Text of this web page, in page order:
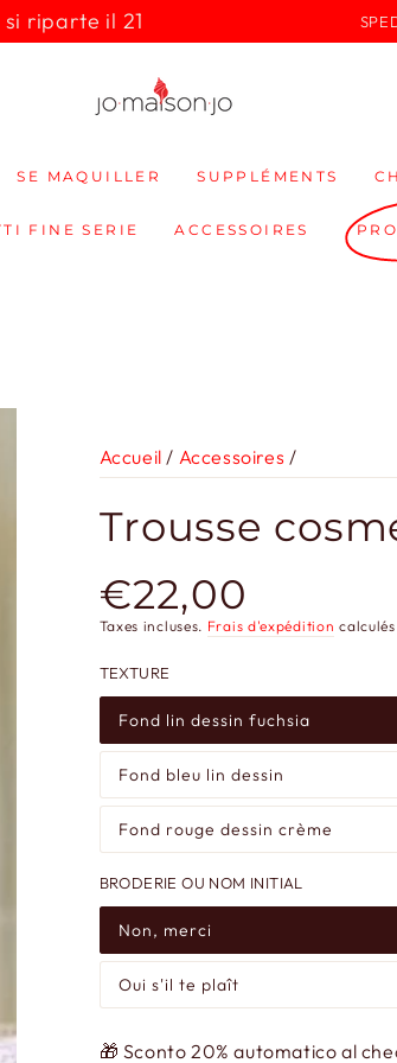
riparte il 21
SE MAQUILLER SUPPLÉMENTS
FINE SERIE ACCESSOIRES
Accueil / Accessoires /
Trousse
Prix
normal
€22,00
Taxes incluses. Frais d'expédition
TEXTURE
Fond lin dessin fuchsia
Fond bleu lin dessin
Fond rouge dessin crème
BRODERIE OU NOM INITIAL
Non, merci
Oui s'il te plaît
🎁 Sconto 20% automatico al